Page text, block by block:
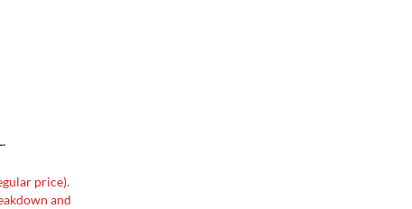
price).
and